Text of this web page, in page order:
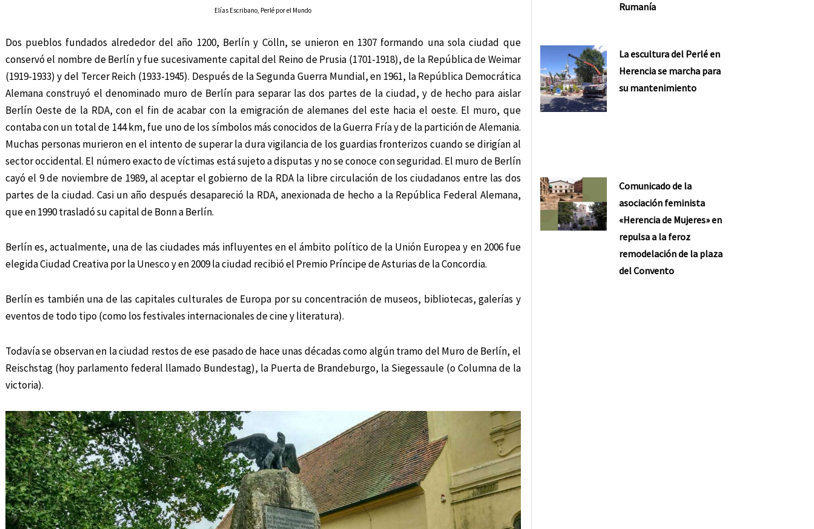
Elías Escribano, Perlé por el Mundo
Dos pueblos fundados alrededor del año 1200, Berlín y Cölln, se unieron en 1307 formando una sola ciudad que
conservó el nombre de Berlín y fue sucesivamente capital del Reino de Prusia (1701-1918), de la República de Weimar
(1919-1933) y del Tercer Reich (1933-1945). Después de la Segunda Guerra Mundial, en 1961, la República Democrática
Alemana construyó el denominado muro de Berlín para separar las dos partes de la ciudad, y de hecho para aislar
Berlín Oeste de la RDA, con el fin de acabar con la emigración de alemanes del este hacia el oeste. El muro, que
contaba con un total de 144 km, fue uno de los símbolos más conocidos de la Guerra Fría y de la partición de Alemania.
Muchas personas murieron en el intento de superar la dura vigilancia de los guardias fronterizos cuando se dirigían al
sector occidental. El número exacto de víctimas está sujeto a disputas y no se conoce con seguridad. El muro de Berlín
cayó el 9 de noviembre de 1989, al aceptar el gobierno de la RDA la libre circulación de los ciudadanos entre las dos
partes de la ciudad. Casi un año después desapareció la RDA, anexionada de hecho a la República Federal Alemana,
que en 1990 trasladó su capital de Bonn a Berlín.
Berlín es, actualmente, una de las ciudades más influyentes en el ámbito político de la Unión Europea y en 2006 fue
elegida Ciudad Creativa por la Unesco y en 2009 la ciudad recibió el Premio Príncipe de Asturias de la Concordia.
Berlín es también una de las capitales culturales de Europa por su concentración de museos, bibliotecas, galerías y
eventos de todo tipo (como los festivales internacionales de cine y literatura).
Todavía se observan en la ciudad restos de ese pasado de hace unas décadas como algún tramo del Muro de Berlín, el
Reischstag (hoy parlamento federal llamado Bundestag), la Puerta de Brandeburgo, la Siegessaule (o Columna de la
victoria).
Rumanía
La escultura del Perlé en
Herencia se marcha para
su mantenimiento
Comunicado de la
asociación feminista
«Herencia de Mujeres» en
repulsa a la feroz
remodelación de la plaza
del Convento